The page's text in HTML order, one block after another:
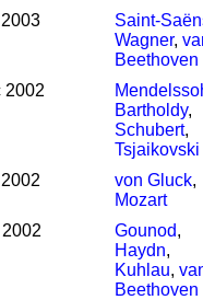
Saint-
Wagner,
Beethoven
2002
Bartholdy,
Schubert,
Tsjaikovski
von Gluck,
Mozart
Gounod,
Haydn,
Kuhlau,
Beethoven